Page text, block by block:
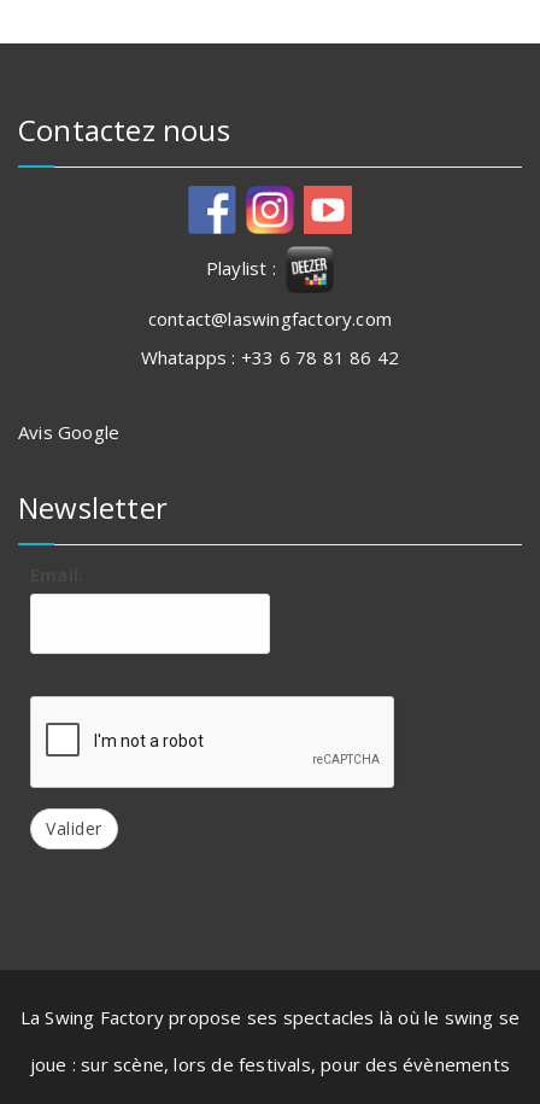
Contactez nous
Playlist :
contact@laswingfactory.com
Whatapps : +33 6 78 81 86 42
Avis Google
Newsletter
Valider
La Swing Factory propose ses spectacles là où le swing se
joue : sur scène, lors de festivals, pour des évènements